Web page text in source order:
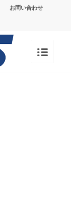
お問い合わせ